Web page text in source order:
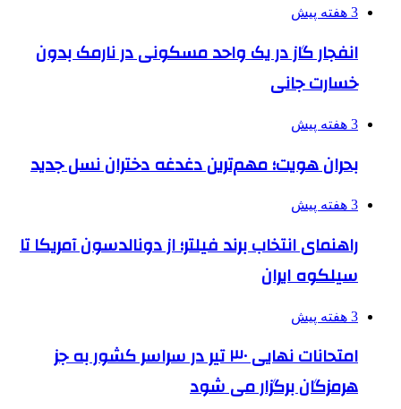
3 هفته پیش
انفجار گاز در یک واحد مسکونی در نارمک بدون
خسارت جانی
3 هفته پیش
بحران هویت؛ مهم‌ترین دغدغه دختران نسل جدید
3 هفته پیش
راهنمای انتخاب برند فیلتر؛ از دونالدسون آمریکا تا
سیلکوه ایران
3 هفته پیش
امتحانات نهایی ۳۰ تیر در سراسر کشور به جز
هرمزگان برگزار می شود